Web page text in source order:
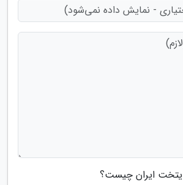
ایران چیست؟